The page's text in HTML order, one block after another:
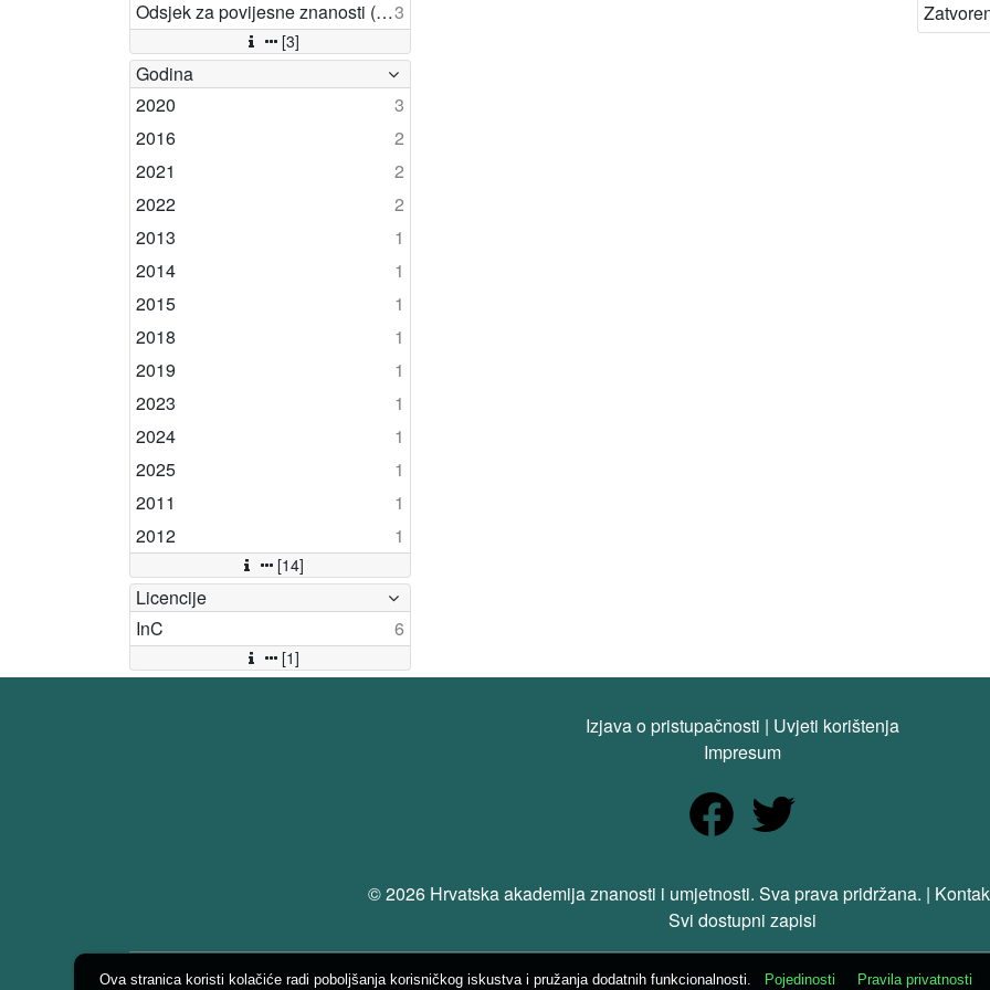
Odsjek za povijesne znanosti (Zagreb 1948)3
[3]
Godina
2020
3
2016
2
2021
2
2022
2
2013
1
2014
1
2015
1
2018
1
2019
1
2023
1
2024
1
2025
1
2011
1
2012
1
[14]
Licencije
InC
6
[1]
Izjava o pristupačnosti | Uvjeti korištenja
Impresum
© 2026 Hrvatska akademija znanosti i umjetnosti. Sva prava pridržana. |
Svi dostupni zapisi
Ova stranica koristi kolačiće radi poboljšanja korisničkog iskustva i pružanja dodatnih funkcionalnosti. Pojedinosti Pravila privatnosti